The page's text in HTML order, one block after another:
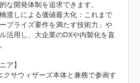
な開発体制を追求できます。
渡しによる価値最大化：これまで
プライズ要件を満たす技術力」や
活用し、大企業のDXや内製化を直
ア】
クサウィザーズ本体と兼務で参画す